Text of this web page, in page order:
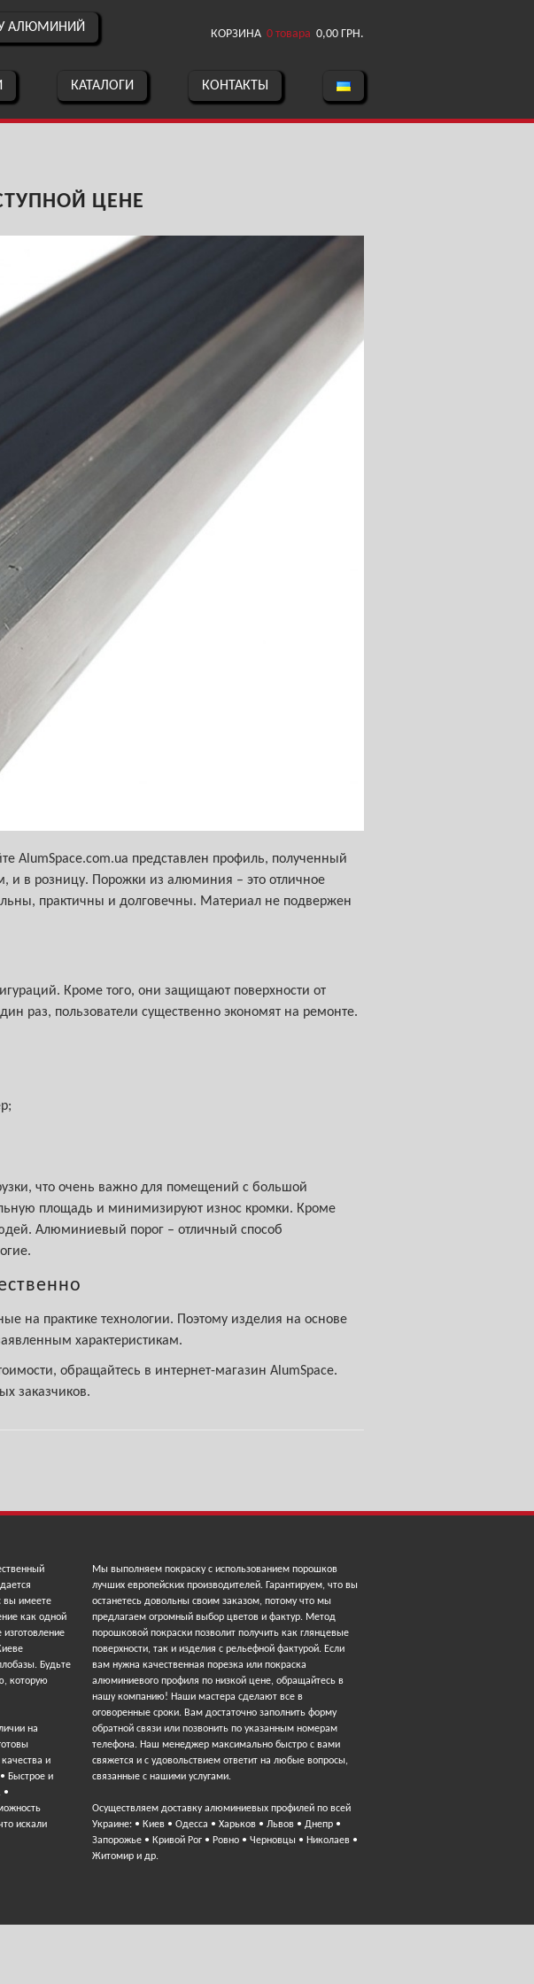
АЛЮМИНИЙ КОРЗИНА 0 товара 0,00 ГРН.
КАТАЛОГИ КОНТАКТЫ
ЦЕНЕ
AlumSpace.com.ua представлен профиль, полученный
и в розницу. Порожки из алюминия – это отличное
практичны и долговечны. Материал не подвержен
Кроме того, они защищают поверхности от
раз, пользователи существенно экономят на ремонте.
что очень важно для помещений с большой
площадь и минимизируют износ кромки. Кроме
Алюминиевый порог – отличный способ
на практике технологии. Поэтому изделия на основе
характеристикам.
обращайтесь в интернет-магазин AlumSpacе.
заказчиков.
вы имеете
как одной
Будьте
которую
на
и
Быстрое и
•
искали
Мы выполняем покраску с использованием порошков
лучших европейских производителей. Гарантируем, что вы
останетесь довольны своим заказом, потому что мы
предлагаем огромный выбор цветов и фактур. Метод
порошковой покраски позволит получить как глянцевые
поверхности, так и изделия с рельефной фактурой. Если
вам нужна качественная порезка или покраска
алюминиевого профиля по низкой цене, обращайтесь в
нашу компанию! Наши мастера сделают все в
оговоренные сроки. Вам достаточно заполнить форму
обратной связи или позвонить по указанным номерам
телефона. Наш менеджер максимально быстро с вами
свяжется и с удовольствием ответит на любые вопросы,
связанные с нашими услугами.
Осуществляем доставку алюминиевых профилей по всей
Украине: • Киев • Одесса • Харьков • Львов • Днепр •
Запорожье • Кривой Рог • Ровно • Черновцы • Николаев •
Житомир и др.